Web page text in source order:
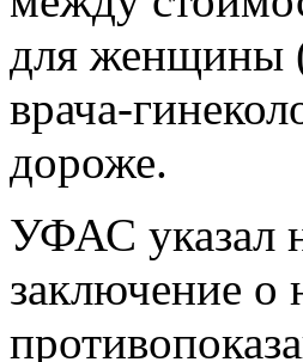
для женщины
врача-
дороже.
УФАС указал
заключение о